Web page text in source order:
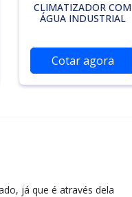
CLIMATIZADOR COM
ÁGUA INDUSTRIAL
Cotar agora
já que é através dela